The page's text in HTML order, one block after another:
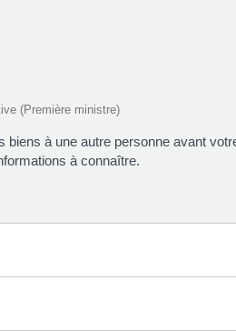
(Première ministre)
à une autre personne avant
à connaître.